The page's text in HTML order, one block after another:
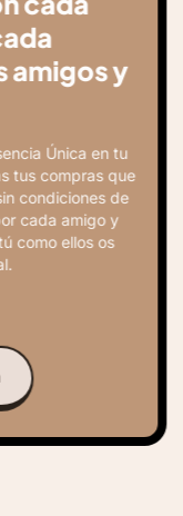
amigos y
Única en tu
tus compras que
condiciones de
cada amigo y
como ellos os